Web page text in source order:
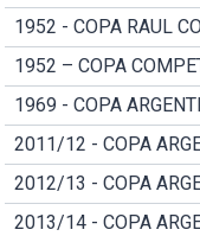
1952 - COPA RAUL
1952 – COPA
1969 - COPA
2011/12 - COPA
2012/13 - COPA
2013/14 - COPA